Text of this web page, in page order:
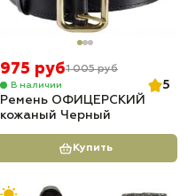
975 руб1 005 руб
В наличии
5
Ремень ОФИЦЕРСКИЙ
кожаный Черный
Купить